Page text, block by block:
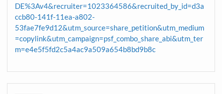
DE%3Av4&recruiter=1023364586&recruited_by_id=d3a
ccb80-141f-11ea-a802-
53fae7fe9d12&utm_source=share_petition&utm_medium
=copylink&utm_campaign=psf_combo_share_abi&utm_ter
m=e4e5f5fd2c5a4ac9a509a654b8bd9b8c